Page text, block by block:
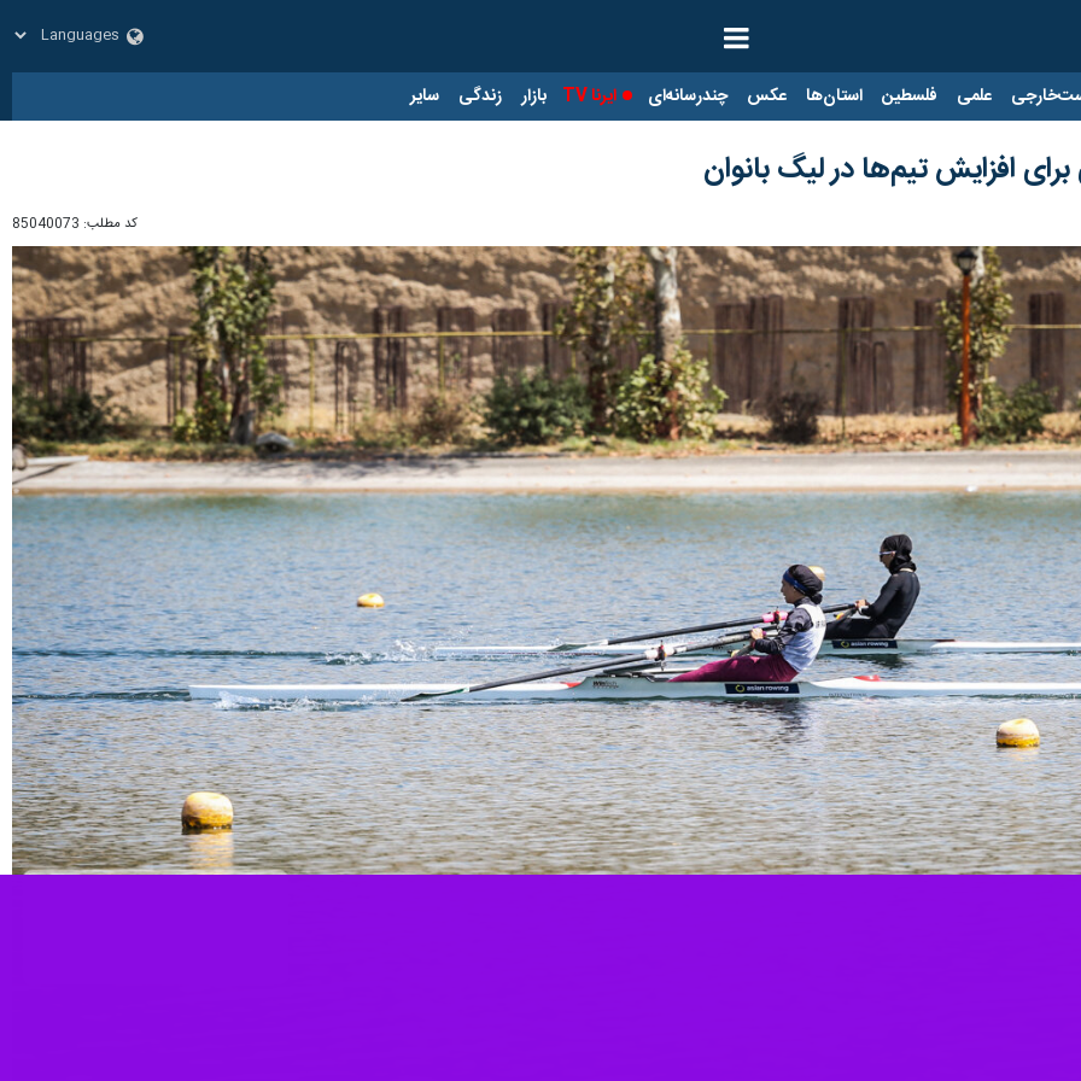
علمی فلسطین استان‌ها عکس چندرسانه‌ای ایرنا TV بازار زندگی سایر
برای افزایش تیم‌ها در لیگ بانوان
کد مطلب: 85040073